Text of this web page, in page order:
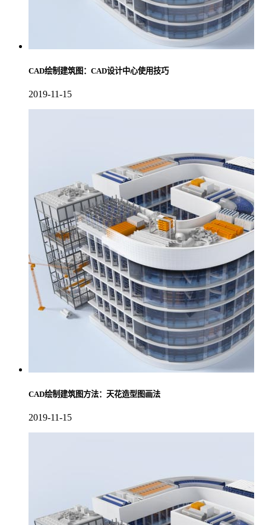
CAD绘制建筑图：CAD设计中心使用技巧
2019-11-15
CAD绘制建筑图方法：天花造型图画法
2019-11-15